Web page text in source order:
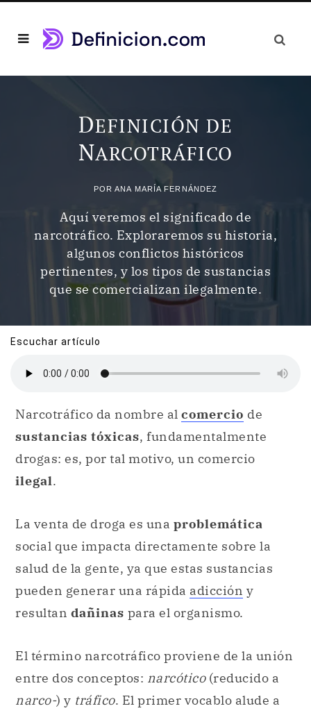
DEFINICIÓN DE
NARCOTRÁFICO
PORANA MARÍA FERNÁNDEZ
Aquí veremos el significado de
narcotráfico. Exploraremos su historia,
algunos conflictos históricos
pertinentes, y los tipos de sustancias
que se comercializan ilegalmente.
Escuchar artículo
Narcotráfico da nombre al comercio de
sustancias tóxicas, fundamentalmente
drogas: es, por tal motivo, un comercio
ilegal.
La venta de droga es una problemática
social que impacta directamente sobre la
salud de la gente, ya que estas sustancias
pueden generar una rápida adicción y
resultan dañinas para el organismo.
El término narcotráfico proviene de la unión
entre dos conceptos: narcótico(reducido a
narco-) y tráfico. El primer vocablo alude a